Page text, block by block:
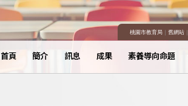
桃園市教育局｜ 舊網站｜
首頁 簡介 訊息 成果 素養導向命題